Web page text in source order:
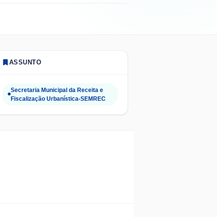
ASSUNTO
Secretaria Municipal da Receita e
Fiscalização Urbanística-SEMREC